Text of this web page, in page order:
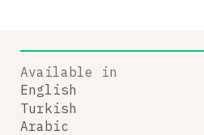
Available in
English
Turkish
Arabic